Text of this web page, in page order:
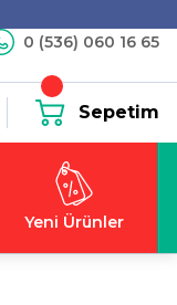
0 (536) 060 16 65
Sepetim
Yeni Ürünler